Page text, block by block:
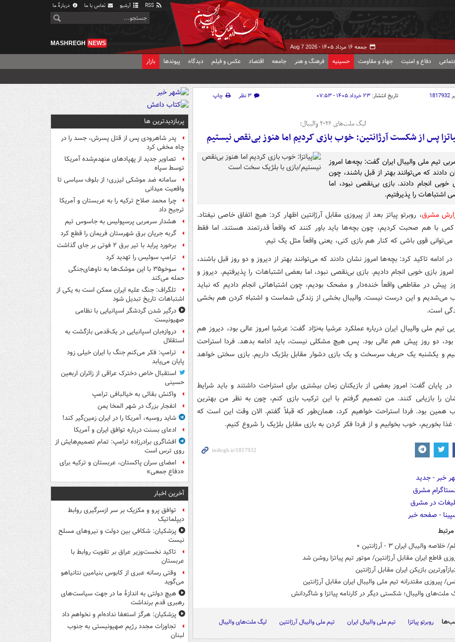
آرشیو تماس با ما دربارهٔ ما
جمعه ۱۶ مرداد ۱۴۰۵ - Aug 7 2026
MASHREGH NEWS
دفاع و امنیت جهاد و مقاومت حسینیه فرهنگ و هنر جامعه اقتصاد عکس و فیلم دیدگاه پیوندها بازار
1817932 تاریخ انتشار: ۲۳ خرداد ۱۴۰۵ - ۰۷:۵۳ ۳ نظر
چاپ
لیگ ملت‌های ۲۰۲۶ والیبال؛
پس از شکست آرژانتین: خوب بازی کردیم اما هنوز بی‌نقص نیستیم
تیم ملی والیبال ایران گفت: بچه‌ها امروز
دادند که می‌توانند بهتر از قبل باشند، چون
خوبی انجام دادند. بازی بی‌نقصی نبود، اما
اشتباهات را پذیرفتیم.
مشرق، روبرتو پیاتز بعد از پیروزی مقابل آرژانتین اظهار کرد: هیچ اتفاق خاصی نیفتاد.
با هم صحبت کردیم، چون بچه‌ها باید باور کنند که واقعاً قدرتمند هستند. اما فقط
می‌توانی قوی باشی که کنار هم بازی کنی، یعنی واقعاً مثل یک تیم.
در ادامه تاکید کرد: بچه‌ها امروز نشان دادند که می‌توانند بهتر از دیروز و دو روز قبل باشند،
بازی خوبی انجام دادیم. بازی بی‌نقصی نبود، اما بعضی اشتباهات را پذیرفتیم. دیروز و
پیش در مقاطعی واقعاً خنده‌دار و مضحک بودیم، چون اشتباهاتی انجام دادیم که نباید
می‌شدیم و این درست نیست. والیبال بخشی از زندگی شماست و اشتباه کردن هم بخشی
است.
تیم ملی والیبال ایران درباره عملکرد عرشیا به‌نژاد گفت: عرشیا امروز عالی بود، دیروز هم
بود، دو روز پیش هم عالی بود. پس هیچ مشکلی نیست، باید ادامه بدهد. فردا استراحت
و یکشنبه یک حریف سرسخت و یک بازی دشوار مقابل بلژیک داریم. بازی سختی خواهد
در پایان گفت: امروز بعضی از بازیکنان زمان بیشتری برای استراحت داشتند و باید شرایط
را بازیابی کنند. من تصمیم گرفتم با این ترکیب بازی کنم، چون به نظر من بهترین
همین بود. فردا استراحت خواهیم کرد، همان‌طور که قبلاً گفتم. الان وقت این است که
بخوریم، خوب بخوابیم و از فردا فکر کردن به بازی مقابل بلژیک را شروع کنیم.
مرتبط
خلاصه والیبال ایران ۳ - آرژانتین ۰
قاطع ایران مقابل آرژانتین/ موتور تیم پیاتزا روشن شد
بازیکن ایران مقابل آرژانتین
پیروزی مقتدرانه تیم ملی والیبال ایران مقابل آرژانتین
ملت‌های والیبال؛ شکستی دیگر در کارنامه پیاتزا و شاگردانش
روبرتو پیاتزا تیم ملی والیبال ایران تیم ملی والیبال آرژانتین لیگ ملت‌های والیبال
پربازدیدترین ها
پدر شاهرودی پس از قتل پسرش، جسد را در
چاه مخفی کرد
تصاویر جدید از پهپادهای منهدم‌شده آمریکا
توسط سپاه
سامانه ضد موشکی لیزری؛ از بلوف سیاسی تا
واقعیت میدانی
چرا محمد صلاح ترکیه را به عربستان و آمریکا
ترجیح داد
هشدار سرمربی پرسپولیس به جاسوس تیم
گربه جریان برق شهرستان فریمان را قطع کرد
برخورد پراید با تیر برق ۲ فوتی بر جای گذاشت
ترامپ سوئیس را تهدید کرد
سوخو۳۵ با این موشک‌ها به ناوهای‌جنگی
حمله می‌کند
تلگراف: جنگ علیه ایران ممکن است به یکی از
اشتباهات تاریخ تبدیل شود
درگیر شدن گردشگر اسپانیایی با نظامی
صهیونیست
دروازه‌بان اسپانیایی در یک‌قدمی بازگشت به
استقلال
ترامپ: فکر می‌کنم جنگ با ایران خیلی زود
پایان می‌یابد
استقبال خاص دخترک عراقی از زائران اربعین
حسینی
واکنش بقائی به خیالبافی ترامپ
انفجار بزرگ در شهر المخا یمن
شاید روسیه، آمریکا را در ایران زمین‌گیر کند!
ادعای بسنت درباره توافق ایران و آمریکا
افشاگری برادرزاده ترامپ: تمام تصمیم‌هایش از
روی ترس است
امضای سران پاکستان، عربستان و ترکیه برای
«دفاع جمعی»
آخرین اخبار
توافق پرو و مکزیک بر سر ازسرگیری روابط
دیپلماتیک
پزشکیان: شکافی بین دولت و نیروهای مسلح
نیست
تاکید نخست‌وزیر عراق بر تقویت روابط با
عربستان
وقتی رسانه عبری از کابوس بنیامین نتانیاهو
می‌گوید
هیچ دولتی به اندازۀ ما در جهت سیاست‌های
رهبری قدم برنداشت
پزشکیان: هرگز استعفا نداده‌ام و نخواهم داد
تجاوزات مجدد رژیم صهیونیستی به جنوب
لبنان